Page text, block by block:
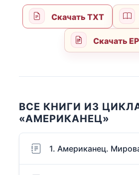
Скачать TXT
Скачать
ВСЕ КНИГИ ИЗ
«АМЕРИКАНЕЦ»
1. Американец.